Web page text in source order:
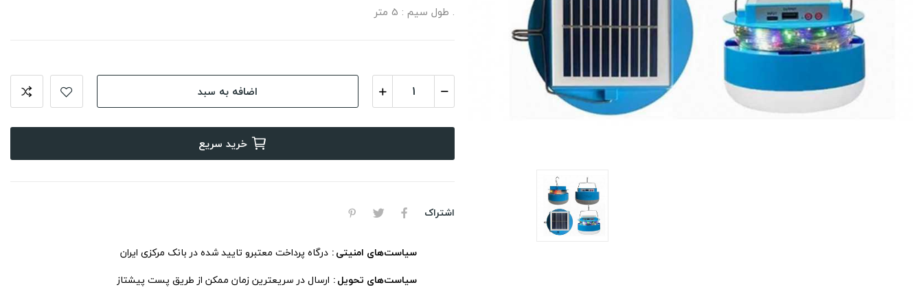
. طول سیم : 5 متر
اضافه به سبد
خرید سریع
اشتراک
سیاست‌های امنیتی درگاه پرداخت معتبرو تایید شده در بانک مرکزی ایران
سیاست‌های تحویل ارسال در سریعترین زمان ممکن از طریق پست پیشتاز